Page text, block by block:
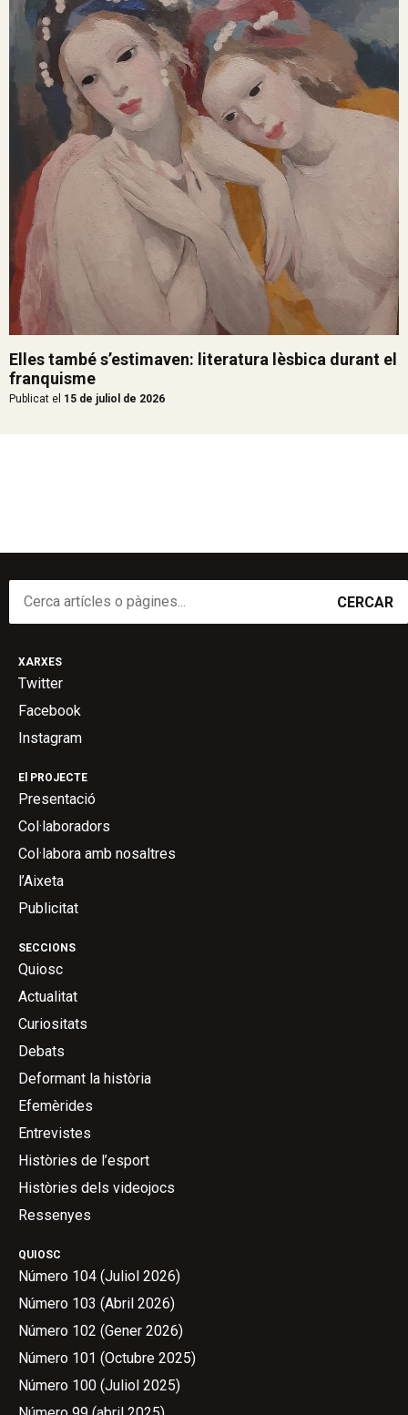
Elles també s’estimaven: literatura lèsbica durant el
franquisme
Publicat el 15 de juliol de 2026
CERCAR
QUIOSC
Número 104 (Juliol 2026)
Número 103 (Abril 2026)
Número 102 (Gener 2026)
Número 101 (Octubre 2025)
Número 100 (Juliol 2025)
SECCIONS
Quiosc
Actualitat
Curiositats
Debats
Deformant la història
Efemèrides
Entrevistes
Històries de l’esport
Històries dels videojocs
Ressenyes
El PROJECTE
Presentació
Col·laboradors
Col·labora amb nosaltres
l’Aixeta
Publicitat
XARXES
Twitter
Facebook
Instagram